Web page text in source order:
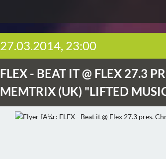
27.03.2014, 23:00
FLEX - BEAT IT @ FLEX 27.3
MEMTRIX (UK) "LIFTED